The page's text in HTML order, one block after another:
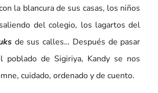
la blancura de sus casas, los niños
del colegio, los lagartos del
de sus calles… Después de pasar
poblado de Sigiriya, Kandy se nos
cuidado, ordenado y de cuento.